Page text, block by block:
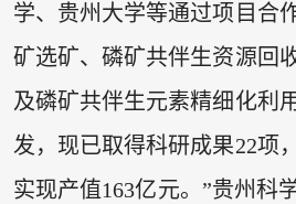
学、贵州大学等通过项目合
矿选矿、磷矿共伴生资源回
及磷矿共伴生元素精细化利
发，现已取得科研成果22项
实现产值163亿元。”贵州科